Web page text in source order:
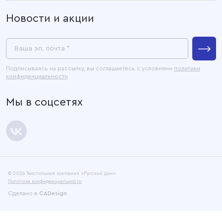
Пресс-центр
Контакты
Карта сайта
Новости и акции
Ваша эл. почта *
Подписываясь на рассылку, вы соглашаетесь с условиями политики
конфиденциальности
Мы в соцсетях
© 2026 Текстильная компания «Русский дом».
Политика конфиденциальности
Сделано в CADesign